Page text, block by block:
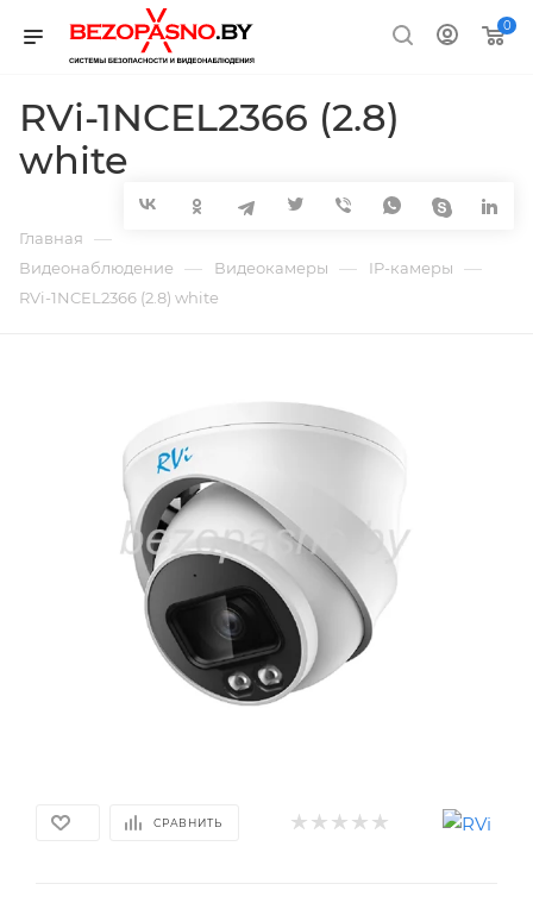
0
RVi-1NCEL2366 (2.8)
white
Главная —
Видеонаблюдение — Видеокамеры — IP-камеры —
RVi-1NCEL2366 (2.8) white
СРАВНИТЬ